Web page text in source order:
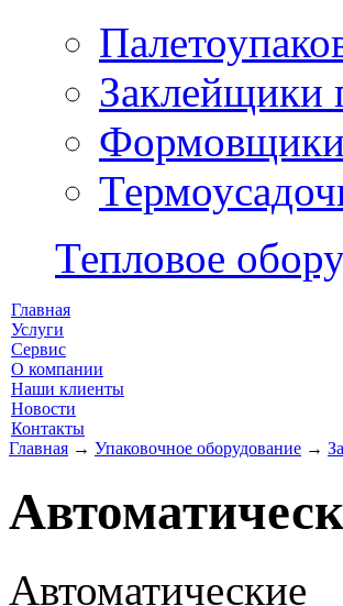
Заклейщики
Формовщики
Тепловое
Главная
Услуги
Сервис
О компании
Наши клиенты
Новости
Контакты
Главная → Упаковочное оборудование →